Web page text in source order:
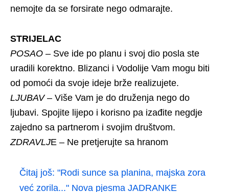
nemojte da se forsirate nego odmarajte.
STRIJELAC
POSAO – Sve ide po planu i svoj dio posla ste
uradili korektno. Blizanci i Vodolije Vam mogu biti
od pomoći da svoje ideje brže realizujete.
LJUBAV– Više Vam je do druženja nego do
ljubavi. Spojite lijepo i korisno pa izađite negdje
zajedno sa partnerom i svojim društvom.
ZDRAVLJE – Ne pretjerujte sa hranom
Čitaj još: "Rodi sunce sa planina, majska zora
već zorila..." Nova pjesma JADRANKE